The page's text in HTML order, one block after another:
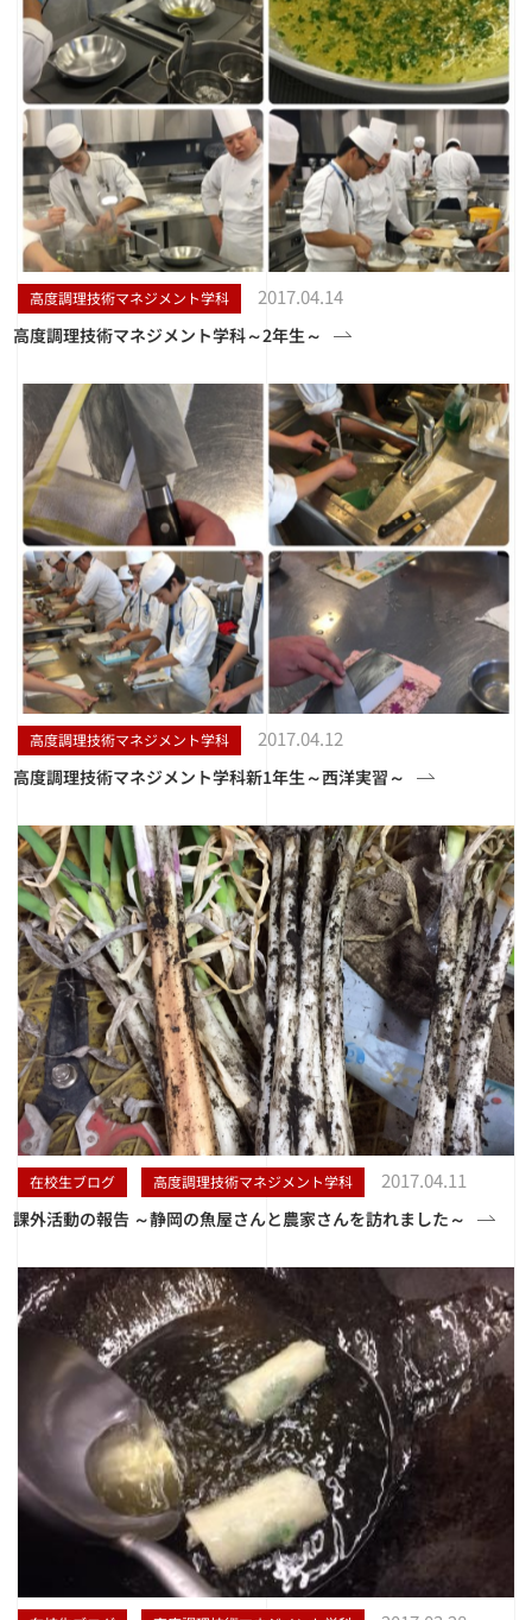
高度調理技術マネジメント学科 2017.04.14
高度調理技術マネジメント学科～2年生～
高度調理技術マネジメント学科 2017.04.12
高度調理技術マネジメント学科新1年生～西洋実習～
在校生ブログ 高度調理技術マネジメント学科 2017.04.11
課外活動の報告 ～静岡の魚屋さんと農家さんを訪れました～